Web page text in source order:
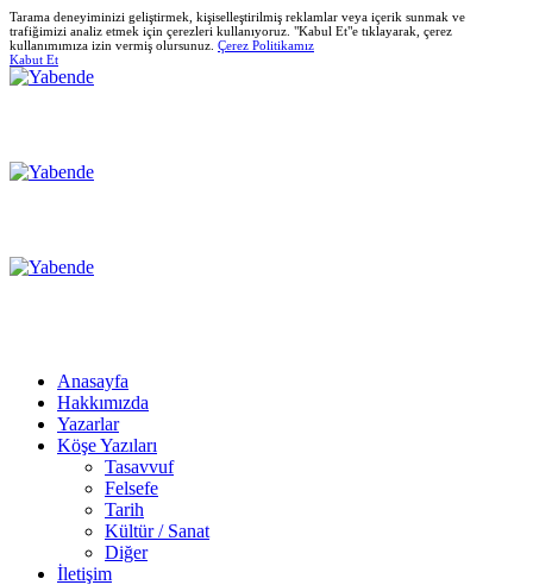
Tarama deneyiminizi geliştirmek, kişiselleştirilmiş reklamlar veya içerik sunmak ve
trafiğimizi analiz etmek için çerezleri kullanıyoruz. "Kabul Et"e tıklayarak, çerez
kullanımımıza izin vermiş olursunuz. Çerez Politikamız
Kabut Et
Anasayfa
Hakkımızda
Yazarlar
Köşe Yazıları
Tasavvuf
Felsefe
Tarih
Kültür / Sanat
Diğer
İletişim